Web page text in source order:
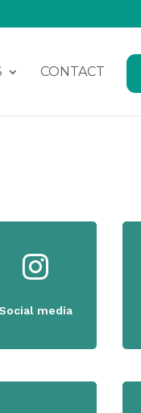
CONTACT

media